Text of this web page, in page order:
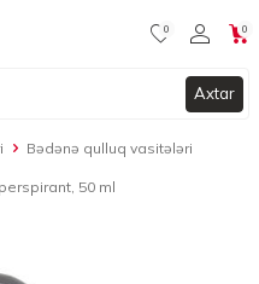
Axtar
0 0
Bədənə qulluq vasitələri
50 ml